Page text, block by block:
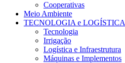
Cooperativas
Meio Ambiente
TECNOLOGIA e LOGÍSTICA
Tecnologia
Irrigação
Logística e Infraestrutura
Máquinas e Implementos